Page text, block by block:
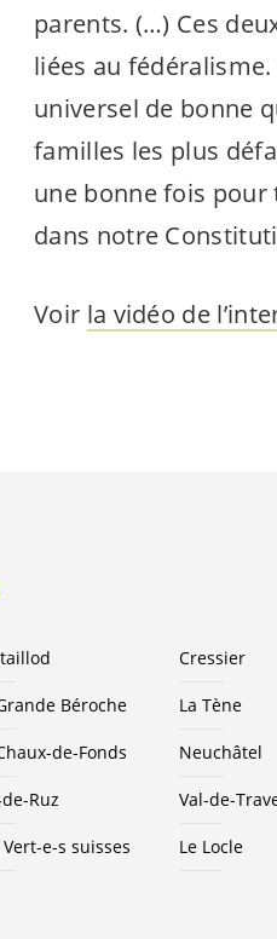
parents. (…) Ces
liées au
universel de bonne
familles les plus
une bonne fois pour
dans notre
Voir la vidéo de
Cressier
Béroche La Tène
de-Fonds Neuchâtel
Ruz Val-de-
Vert-e-s suisses Le Locle